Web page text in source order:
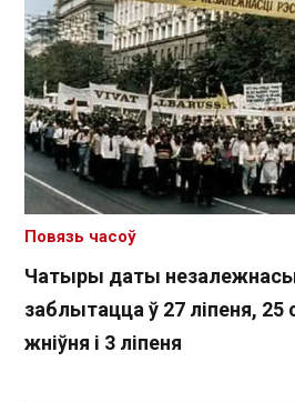
Чатыры даты
заблытацца ў 27 ліпеня, 25
жніўня і 3 ліпеня
Повязь часоў